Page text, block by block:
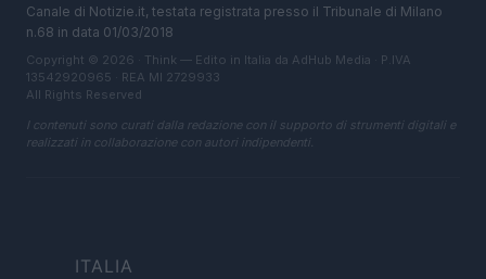
Canale di Notizie.it, testata registrata presso il Tribunale di Milano
n.68 in data 01/03/2018
Copyright © 2026 · Think — Edito in Italia da AdHub Media · P.IVA
13542920965 · REA MI 2729933
All Rights Reserved
I contenuti sono curati dalla redazione con il supporto di strumenti digitali e
realizzati in collaborazione con autori indipendenti.
ITALIA